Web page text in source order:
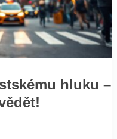
hluku –